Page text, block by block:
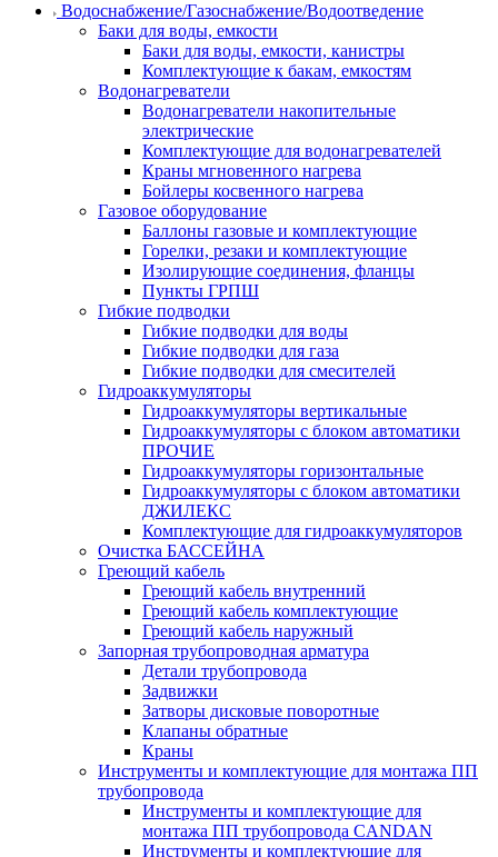
Водоснабжение/Газоснабжение/Водоотведение
Баки для воды, емкости
Баки для воды, емкости, канистры
Комплектующие к бакам, емкостям
Водонагреватели
Водонагреватели накопительные
электрические
Комплектующие для водонагревателей
Краны мгновенного нагрева
Бойлеры косвенного нагрева
Газовое оборудование
Баллоны газовые и комплектующие
Горелки, резаки и комплектующие
Изолирующие соединения, фланцы
Пункты ГРПШ
Гибкие подводки
Гибкие подводки для воды
Гибкие подводки для газа
Гибкие подводки для смесителей
Гидроаккумуляторы
Гидроаккумуляторы вертикальные
Гидроаккумуляторы с блоком автоматики
ПРОЧИЕ
Гидроаккумуляторы горизонтальные
Гидроаккумуляторы с блоком автоматики
ДЖИЛЕКС
Комплектующие для гидроаккумуляторов
Очистка БАССЕЙНА
Греющий кабель
Греющий кабель внутренний
Греющий кабель комплектующие
Греющий кабель наружный
Запорная трубопроводная арматура
Детали трубопровода
Задвижки
Затворы дисковые поворотные
Клапаны обратные
Краны
Инструменты и комплектующие для монтажа ПП
трубопровода
Инструменты и комплектующие для
монтажа ПП трубопровода CANDAN
Инструменты и комплектующие для